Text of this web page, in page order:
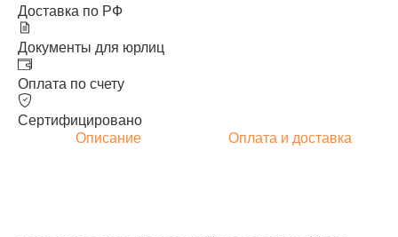
Доставка по РФ
Документы для юрлиц
Оплата по счету
Сертифицировано
Описание
Оплата и доставка